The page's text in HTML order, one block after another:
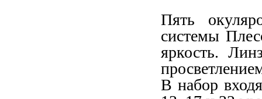
Пять
системы
яркость.
В набор